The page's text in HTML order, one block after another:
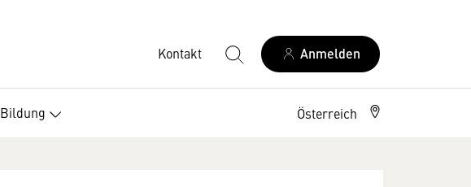
Kontakt Anmelden
Bildung Österreich